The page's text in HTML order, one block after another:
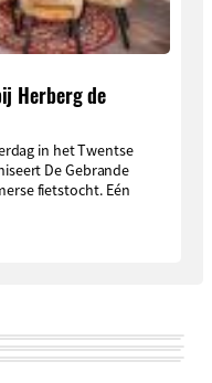
Herberg de
in het Twentse
De Gebrande
fietstocht. Eén